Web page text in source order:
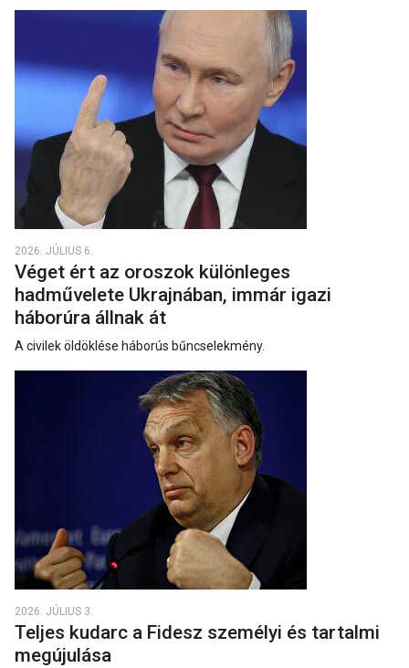
2026. JÚLIUS 6.
Véget ért az oroszok különleges
hadművelete Ukrajnában, immár igazi
háborúra állnak át
A civilek öldöklése háborús bűncselekmény.
2026. JÚLIUS 3.
Teljes kudarc a Fidesz személyi és tartalmi
megújulása